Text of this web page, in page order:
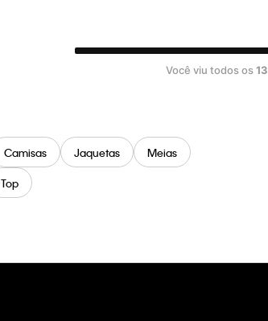
Você viu todos os13
Camisas Jaquetas Meias
Top